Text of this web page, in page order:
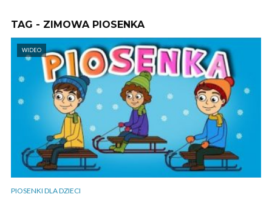
TAG - ZIMOWA PIOSENKA
WIDEO
PIOSENKI DLA DZIECI